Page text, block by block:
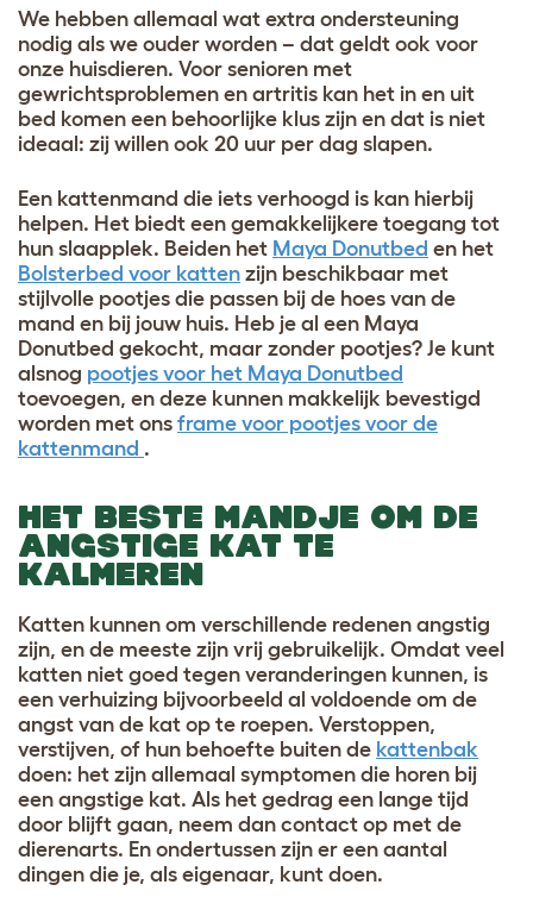
We hebben allemaal wat extra ondersteuning
nodig als we ouder worden – dat geldt ook voor
onze huisdieren. Voor senioren met
gewrichtsproblemen en artritis kan het in en uit
bed komen een behoorlijke klus zijn en dat is niet
ideaal: zij willen ook 20 uur per dag slapen.
Een kattenmand die iets verhoogd is kan hierbij
helpen. Het biedt een gemakkelijkere toegang tot
hun slaapplek. Beiden het Maya Donutbed en het
Bolsterbed voor katten zijn beschikbaar met
stijlvolle pootjes die passen bij de hoes van de
mand en bij jouw huis. Heb je al een Maya
Donutbed gekocht, maar zonder pootjes? Je kunt
alsnog pootjes voor het Maya Donutbed
toevoegen, en deze kunnen makkelijk bevestigd
worden met ons frame voor pootjes voor de
kattenmand .
HET BESTE MANDJE OM DE
ANGSTIGE KAT TE
KALMEREN
Katten kunnen om verschillende redenen angstig
zijn, en de meeste zijn vrij gebruikelijk. Omdat veel
katten niet goed tegen veranderingen kunnen, is
een verhuizing bijvoorbeeld al voldoende om de
angst van de kat op te roepen. Verstoppen,
verstijven, of hun behoefte buiten de kattenbak
doen: het zijn allemaal symptomen die horen bij
een angstige kat. Als het gedrag een lange tijd
door blijft gaan, neem dan contact op met de
dierenarts. En ondertussen zijn er een aantal
dingen die je, als eigenaar, kunt doen.